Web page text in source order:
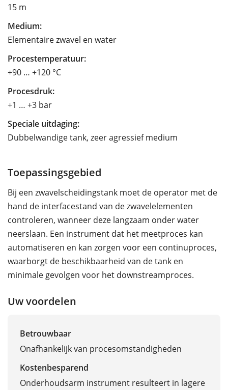
15 m
Medium:
Elementaire zwavel en water
Procestemperatuur:
+90 … +120 °C
Procesdruk:
+1 … +3 bar
Speciale uitdaging:
Dubbelwandige tank, zeer agressief medium
Toepassingsgebied
Bij een zwavelscheidingstank moet de operator met de
hand de interfacestand van de zwavelelementen
controleren, wanneer deze langzaam onder water
neerslaan. Een instrument dat het meetproces kan
automatiseren en kan zorgen voor een continuproces,
waarborgt de beschikbaarheid van de tank en
minimale gevolgen voor het downstreamproces.
Uw voordelen
Betrouwbaar
Onafhankelijk van procesomstandigheden
Kostenbesparend
Onderhoudsarm instrument resulteert in lagere